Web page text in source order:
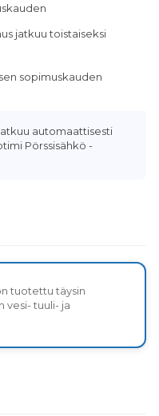
jatkuu toistaiseksi
sopimuskauden
automaattisesti
Pörssisähkö -
tuotettu täysin
vesi- tuuli- ja